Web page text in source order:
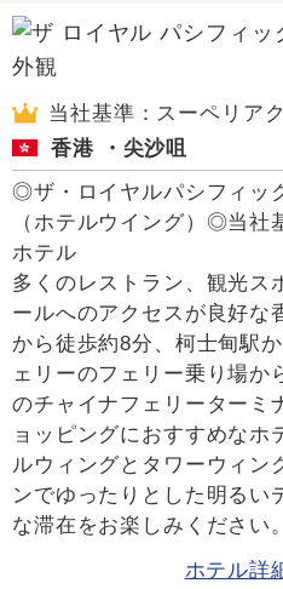
当社基準：スーペリア
香港 ・尖沙咀
◎ザ・ロイヤルパシフィッ
（ホテルウイング）◎当社
ホテル
多くのレストラン、観光ス
ールへのアクセスが良好な
から徒歩約8分、柯士甸駅
ェリーのフェリー乗り場か
のチャイナフェリーターミ
ョッピングにおすすめなホ
ルウィングとタワーウィン
ンでゆったりとした明るい
な滞在をお楽しみください。
ホテル詳